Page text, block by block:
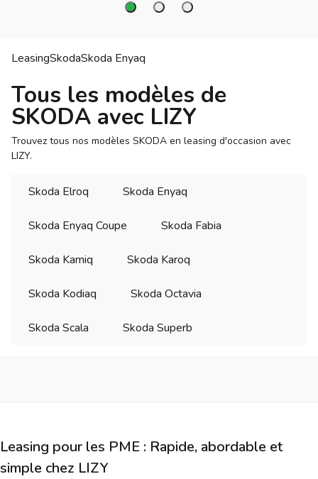
LeasingSkodaSkoda Enyaq
Tous les modèles de
SKODA avec LIZY
Trouvez tous nos modèles SKODA en leasing d'occasion avec
LIZY.
Skoda Elroq Skoda Enyaq
Skoda Enyaq Coupe Skoda Fabia
Skoda Kamiq Skoda Karoq
Skoda Kodiaq Skoda Octavia
Skoda Scala Skoda Superb
Leasing pour les PME : Rapide, abordable et
simple chez LIZY